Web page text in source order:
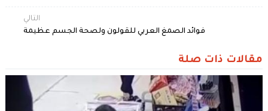
التالي
فوائد الصمغ العربي للقولون ولصحة الجسم عظيمة
مقالات ذات صلة